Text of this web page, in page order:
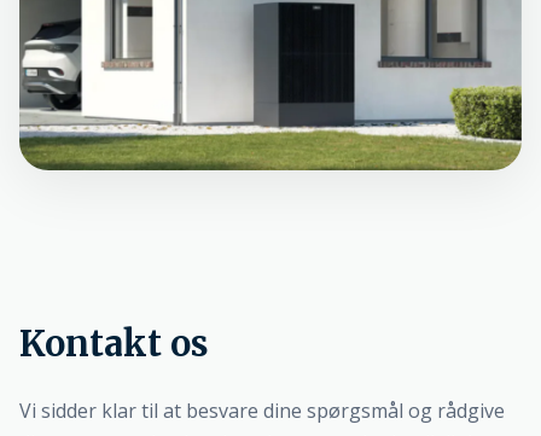
Kontakt os
Vi sidder klar til at besvare dine spørgsmål og rådgive